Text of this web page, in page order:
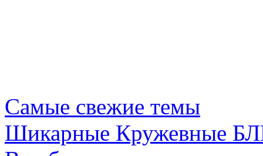
Самые свежие темы
Шикарные Кружевные